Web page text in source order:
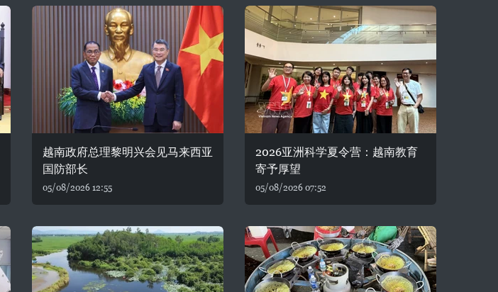
越南政府总理黎明兴会见马来西亚
国防部长
05/08/2026 12:55
2026亚洲科学夏令营：越南教育
寄予厚望
05/08/2026 07:52